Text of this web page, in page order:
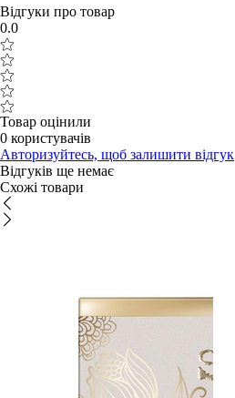
Відгуки про товар
0.0
Товар оцінили
0 користувачів
Авторизуйтесь, щоб залишити відгук
Відгуків ще немає
Схожі товари